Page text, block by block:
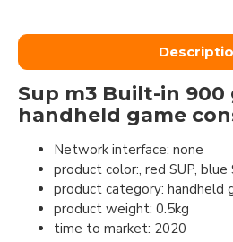
Sup m3 Built-in 900
handheld game
Network interface: none
product color:, red SUP, blue
product category: handheld
product weight: 0.5kg
time to market: 2020